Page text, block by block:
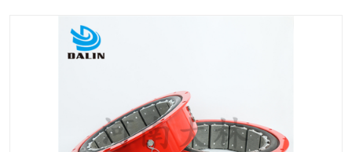
VC离合器
PO隔膜离合器
DY隔膜式离合器 CB离合器